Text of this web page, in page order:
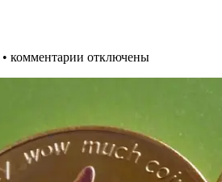
• комментарии отключены